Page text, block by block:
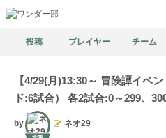
投稿 プレイヤー チーム
【4/29(月)13:30～ 冒険譚イベ
ド:6試合） 各2試合:0～299、
by ネオ29